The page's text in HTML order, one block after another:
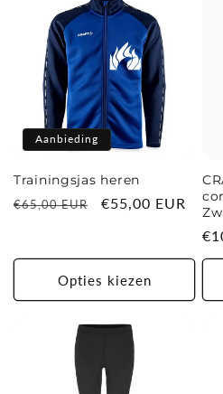
Aanbieding
Trainingsjas heren
Normale
€65,00 EUR Aanbiedingsprijs
€55,00 EUR
Opties kiezen